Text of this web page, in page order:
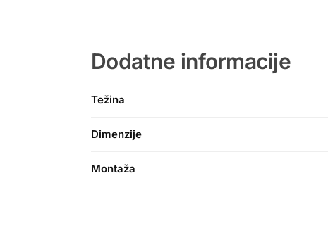
Dodatne informacije
Težina
Dimenzije
Montaža